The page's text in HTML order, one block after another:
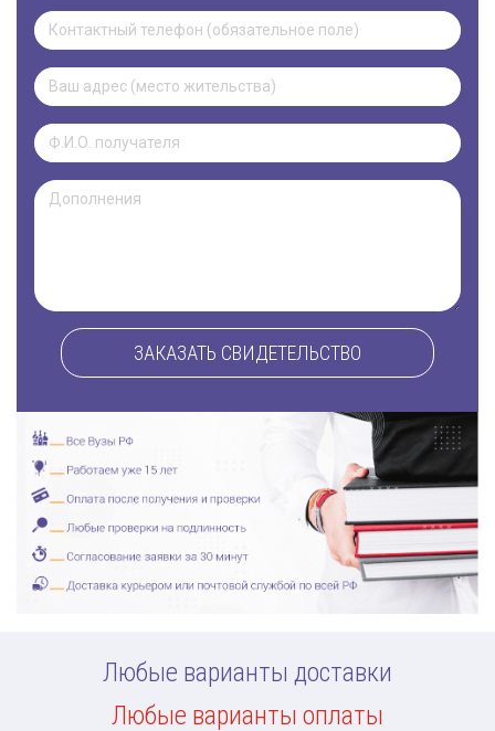
ЗАКАЗАТЬ СВИДЕТЕЛЬСТВО
Любые варианты доставки
Любые варианты оплаты